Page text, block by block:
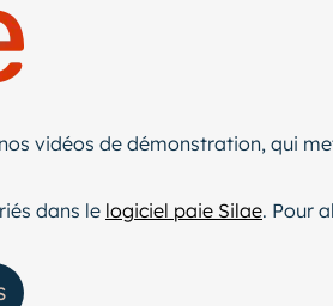
vidéos de démonstration, qui
dans le logiciel paie Silae. Pour